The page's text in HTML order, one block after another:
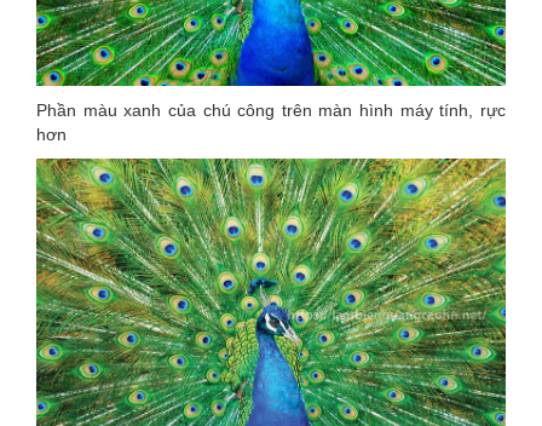
Phần màu xanh của chú công trên màn hình máy tính, rực
hơn